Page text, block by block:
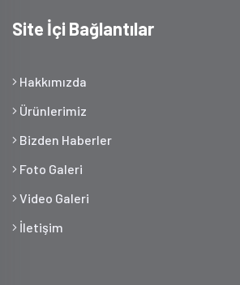
Site İçi Bağlantılar
Hakkımızda
Ürünlerimiz
Bizden Haberler
Foto Galeri
Video Galeri
İletişim